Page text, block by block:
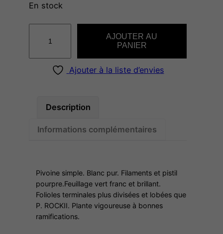
En stock
a
AJOUTER AU
PANIER
Ajouter à la liste d’envies
Description
Informations complémentaires
Pivoine simple. Blanc pur. Filaments et pistil
pourpre.Feuillage vert franc et brillant.
Folioles terminales plus divisées et lobées que
P. ROCKII. Plante vigoureuse à bonnes
ramifications.